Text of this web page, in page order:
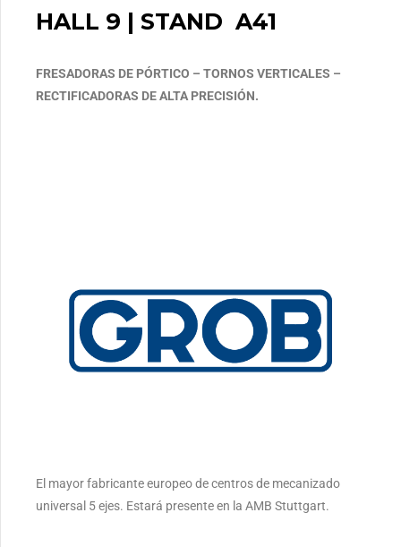
HALL 9 | STAND A41
FRESADORAS DE PÓRTICO – TORNOS VERTICALES –
RECTIFICADORAS DE ALTA PRECISIÓN.
El mayor fabricante europeo de centros de mecanizado
universal 5 ejes. Estará presente en la AMB Stuttgart.